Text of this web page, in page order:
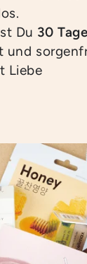
Du 30 Tage
und
Liebe